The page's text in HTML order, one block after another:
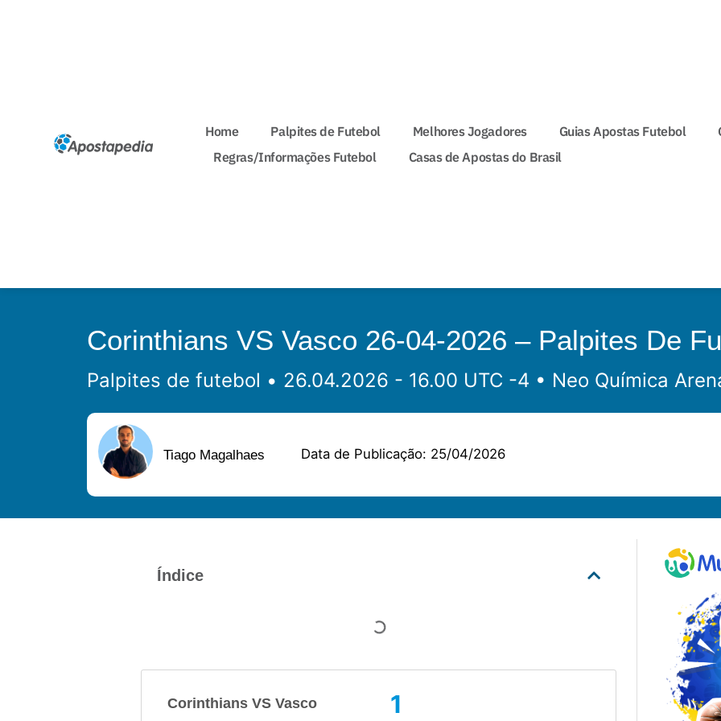
Home Palpites de Futebol Melhores Jogadores Guias Apostas Futebol
Regras/Informações Futebol
Casas de Apostas do Brasil
Corinthians VS Vasco 26-04-2026 – Palpites De
Palpites de futebol Neo Química
Tiago Magalhaes Data de Publicação: 25/04/2026
Índice
Corinthians VS Vasco 1